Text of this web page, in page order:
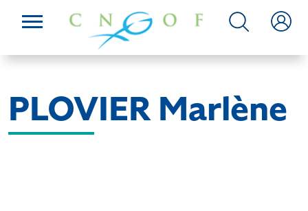
PLOVIER Marlène